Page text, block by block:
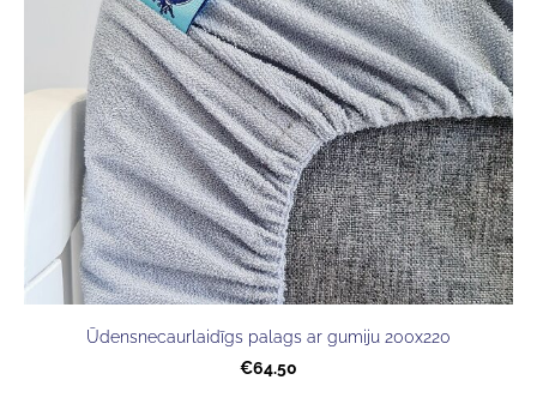
Ūdensnecaurlaidīgs palags ar gumiju 200x220
€64.50